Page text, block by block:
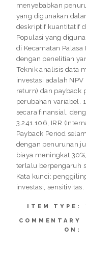
menyebabkan
yang digunakan
deskriptif kuantitatif
Populasi yang
di Kecamatan
dengan penelitian
Teknik analisis data
investasi adalah
return) dan payback
perubahan variabel.
secara finansial,
3.241.106, IRR
Payback Period
dengan penurunan
biaya meningkat
terlalu berpengaruh
Kata kunci:
investasi, sensitivitas.
ITEM TYPE:
COMMENTARY
ON: